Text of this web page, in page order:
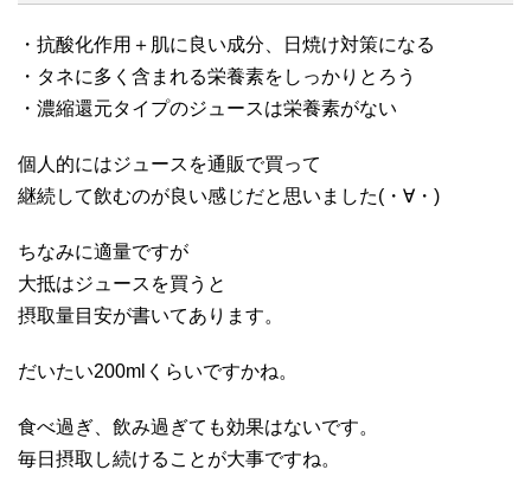
・抗酸化作用＋肌に良い成分、日焼け対策になる
・タネに多く含まれる栄養素をしっかりとろう
・濃縮還元タイプのジュースは栄養素がない
個人的にはジュースを通販で買って
継続して飲むのが良い感じだと思いました(・∀・)
ちなみに適量ですが
大抵はジュースを買うと
摂取量目安が書いてあります。
だいたい200mlくらいですかね。
食べ過ぎ、飲み過ぎても効果はないです。
毎日摂取し続けることが大事ですね。